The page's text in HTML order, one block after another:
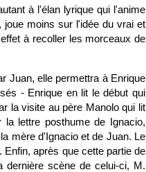
à l'élan lyrique qui l'anime
moins sur l'idée du vrai et
à recoller les morceaux de
Juan, elle permettra à Enrique
- Enrique en lit le début qui
la visite au père Manolo qui lit
lettre posthume de Ignacio,
mère d'Ignacio et de Juan. Le
après que cette partie de
dernière scène de celui-ci, M.